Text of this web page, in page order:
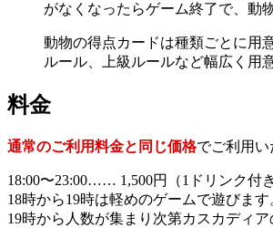
がなくなったらゲーム終了で、動
動物の得点カードは種類ごとに用
ルール、上級ルールなど幅広く用
料金
通常のご利用料金と同じ価格でご利用い
18:00〜23:00…… 1,500円（1ドリンク付き
18時から19時は軽めのゲームで遊びます
19時から人数が集まり次第カスカディア